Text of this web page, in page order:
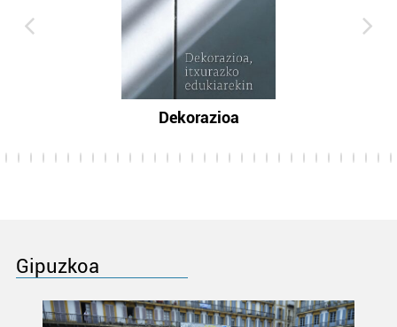
Dekorazioa
Gipuzkoa